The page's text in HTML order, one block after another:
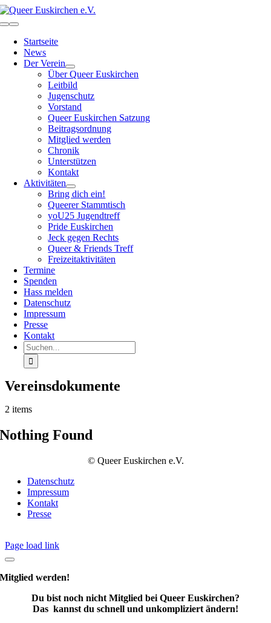
Zum
Inhalt
Toggle
NavigationStartseite
News
Der Verein
Über Queer Euskirchen
Leitbild
Jugenschutz
Vorstand
Queer Euskirchen Satzung
Beitragsordnung
Mitglied werden
Chronik
Unterstützen
Kontakt
Aktivitäten
Bring dich ein!
Queerer Stammtisch
yoU25 Jugendtreff
Pride Euskirchen
Jeck gegen Rechts
Queer & Friends Treff
Freizeitaktivitäten
Termine
Spenden
Hass melden
Datenschutz
Impressum
Presse
Kontakt
Suche
nach:
Vereinsdokumente
2 items
Nothing Found
© Queer Euskirchen e.V.
Datenschutz
Impressum
Kontakt
Presse
Page load link
Mitglied werden!
Du bist noch nicht Mitglied bei Queer Euskirchen?
Das kannst du schnell und unkompliziert ändern!